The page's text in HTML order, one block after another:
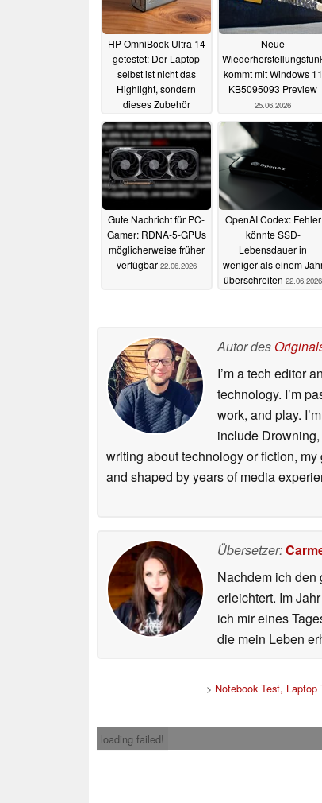
HP OmniBook Ultra 14
getestet: Der Laptop
selbst ist nicht das
Highlight, sondern
dieses Zubehör
01.07.2026
Neue
kommt mit Windows 11
KB5095093 Preview
25.06.2026
Gute Nachricht für PC-
Gamer: RDNA-5-GPUs
möglicherweise früher
verfügbar 22.06.2026
OpenAI Codex: Fehler
könnte SSD-
Lebensdauer in
weniger als einem
überschreiten 22.06.2026
Autor des
I’m a tech editor
technology. I’m
work, and play.
include Drowning,
writing about technology or fiction,
and shaped by years of media
Übersetzer:
Nachdem ich den
erleichtert. Im
ich mir eines
die mein Leben
> Notebook Test, Laptop
loading failed!